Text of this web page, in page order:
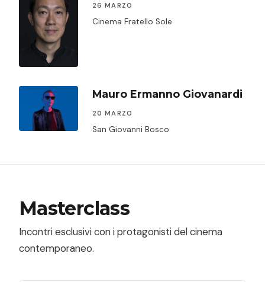
26 MARZO
Cinema Fratello Sole
Mauro Ermanno Giovanardi
20 MARZO
San Giovanni Bosco
Masterclass
Incontri esclusivi con i protagonisti del cinema
contemporaneo.